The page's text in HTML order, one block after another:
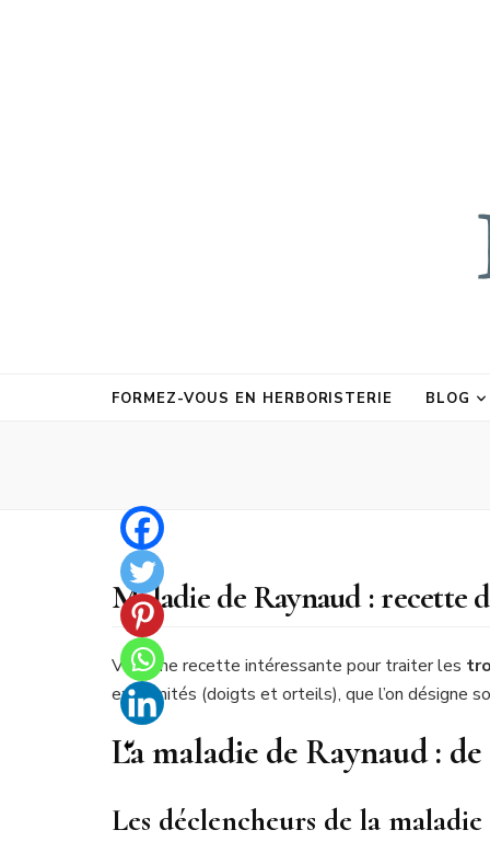
FORMEZ-VOUS EN HERBORISTERIE BLOG
Maladie de Raynaud : recette
Voici une recette intéressante pour traiter les
extrémités (doigts et orteils), que l’on désigne
La maladie de Raynaud : de
Les déclencheurs de la